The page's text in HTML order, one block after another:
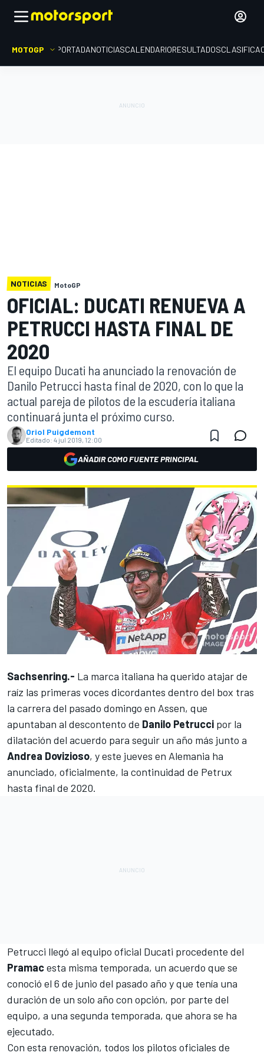
MOTOGP PORTADANOTICIASCALENDARIORESULTADOS
NOTICIAS MotoGP
OFICIAL: DUCATI RENUEVA A
PETRUCCI HASTA FINAL DE
2020
El equipo Ducati ha anunciado la renovación de
Danilo Petrucci hasta final de 2020, con lo que la
actual pareja de pilotos de la escudería italiana
continuará junta el próximo curso.
Oriol Puigdemont
Editado: 4 jul 2019, 12:00
AÑADIR COMO FUENTE PRINCIPAL
Sachsenring.- La marca italiana ha querido atajar de
raíz las primeras voces dicordantes dentro del box tras
la carrera del pasado domingo en Assen, que
apuntaban al descontento de Danilo Petrucci por la
dilatación del acuerdo para seguir un año más junto a
Andrea Dovizioso, y este jueves en Alemania ha
anunciado, oficialmente, la continuidad de Petrux
hasta final de 2020.
Petrucci llegó al equipo oficial Ducati procedente del
Pramacesta misma temporada, un acuerdo que se
conoció el 6 de junio del pasado año y que tenía una
duración de un solo año con opción, por parte del
equipo, a una segunda temporada, que ahora se ha
ejecutado.
Con esta renovación, todos los pilotos oficiales de